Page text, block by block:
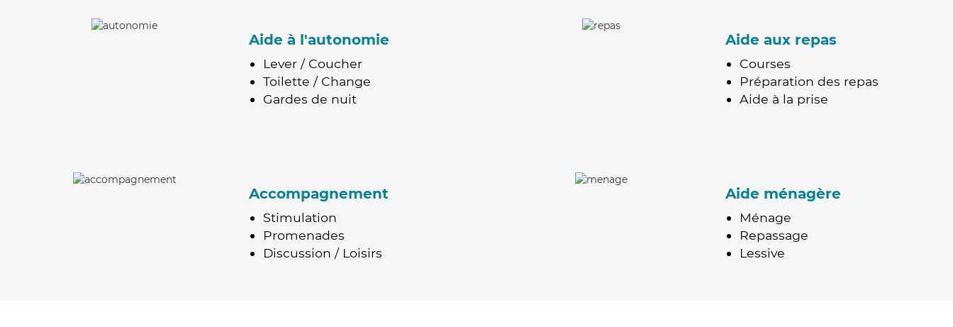
Aide à l'autonomie
Lever / Coucher
Toilette / Change
Gardes de nuit
Aide aux repas
Courses
Préparation des repas
Aide à la prise
Accompagnement
Stimulation
Promenades
Discussion / Loisirs
Aide ménagère
Ménage
Repassage
Lessive